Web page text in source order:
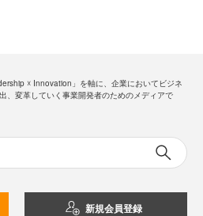
☓ Innovation」を軸に、企業においてビジネ
、変革していく事業開発者のためのメディアで
新規会員登録